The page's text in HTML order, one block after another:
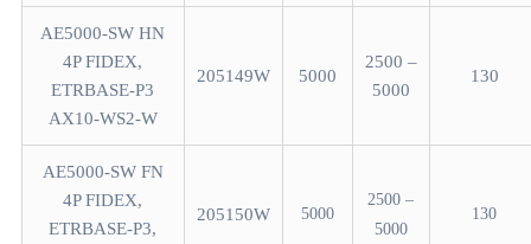
AE5000-SW HN
4P FIDEX,
ETRBASE-P3
AX10-WS2-W
205149W 5000
2500 –
5000
130
AE5000-SW FN
4P FIDEX,
ETRBASE-P3,
205150W 5000
2500 –
5000
130